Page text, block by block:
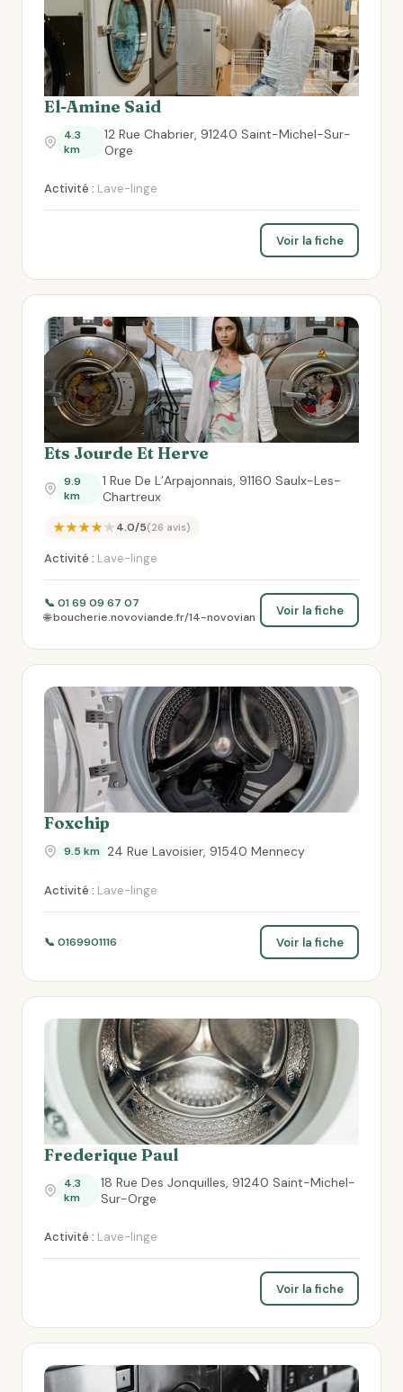
El-Amine Said
4.3
km
12 Rue Chabrier, 91240 Saint-Michel-Sur-
Orge
Activité : Lave-linge
Voir la fiche
Ets Jourde Et Herve
9.9
km
1 Rue De L’Arpajonnais, 91160 Saulx-Les-
Chartreux
★★★★★4.0/5(26 avis)
Activité : Lave-linge
📞 01 69 09 67 07
🌐 boucherie.novoviande.fr/14-novovian
Voir la fiche
Foxchip
9.5 km 24 Rue Lavoisier, 91540 Mennecy
Activité : Lave-linge
📞 0169901116 Voir la fiche
Frederique Paul
4.3
km
18 Rue Des Jonquilles, 91240 Saint-Michel-
Sur-Orge
Activité : Lave-linge
Voir la fiche